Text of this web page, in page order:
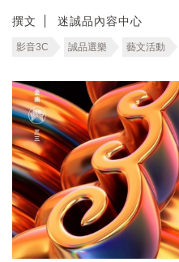
撰文 迷誠品內容中心
影音3C 誠品選樂 藝文活動